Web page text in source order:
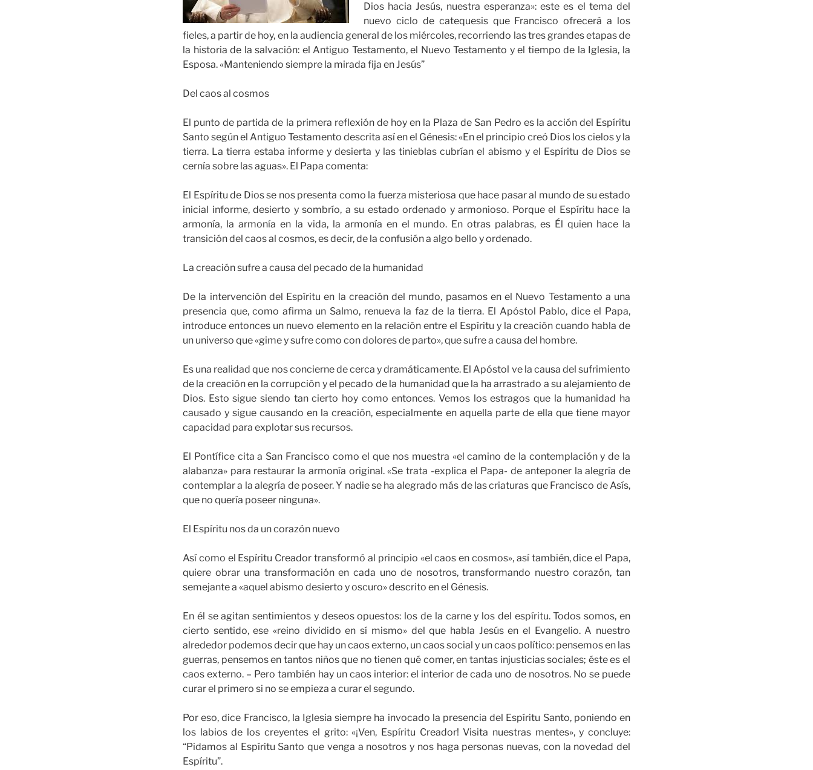
Dios hacia Jesús, nuestra esperanza»: este es el tema del
nuevo ciclo de catequesis que Francisco ofrecerá a los
fieles, a partir de hoy, en la audiencia general de los miércoles, recorriendo las tres grandes etapas de
la historia de la salvación: el Antiguo Testamento, el Nuevo Testamento y el tiempo de la Iglesia, la
Esposa. «Manteniendo siempre la mirada fija en Jesús”
Del caos al cosmos
El punto de partida de la primera reflexión de hoy en la Plaza de San Pedro es la acción del Espíritu
Santo según el Antiguo Testamento descrita así en el Génesis: «En el principio creó Dios los cielos y la
tierra. La tierra estaba informe y desierta y las tinieblas cubrían el abismo y el Espíritu de Dios se
cernía sobre las aguas». El Papa comenta:
El Espíritu de Dios se nos presenta como la fuerza misteriosa que hace pasar al mundo de su estado
inicial informe, desierto y sombrío, a su estado ordenado y armonioso. Porque el Espíritu hace la
armonía, la armonía en la vida, la armonía en el mundo. En otras palabras, es Él quien hace la
transición del caos al cosmos, es decir, de la confusión a algo bello y ordenado.
La creación sufre a causa del pecado de la humanidad
De la intervención del Espíritu en la creación del mundo, pasamos en el Nuevo Testamento a una
presencia que, como afirma un Salmo, renueva la faz de la tierra. El Apóstol Pablo, dice el Papa,
introduce entonces un nuevo elemento en la relación entre el Espíritu y la creación cuando habla de
un universo que «gime y sufre como con dolores de parto», que sufre a causa del hombre.
Es una realidad que nos concierne de cerca y dramáticamente. El Apóstol ve la causa del sufrimiento
de la creación en la corrupción y el pecado de la humanidad que la ha arrastrado a su alejamiento de
Dios. Esto sigue siendo tan cierto hoy como entonces. Vemos los estragos que la humanidad ha
causado y sigue causando en la creación, especialmente en aquella parte de ella que tiene mayor
capacidad para explotar sus recursos.
El Pontífice cita a San Francisco como el que nos muestra «el camino de la contemplación y de la
alabanza» para restaurar la armonía original. «Se trata -explica el Papa- de anteponer la alegría de
contemplar a la alegría de poseer. Y nadie se ha alegrado más de las criaturas que Francisco de Asís,
que no quería poseer ninguna».
El Espíritu nos da un corazón nuevo
Así como el Espíritu Creador transformó al principio «el caos en cosmos», así también, dice el Papa,
quiere obrar una transformación en cada uno de nosotros, transformando nuestro corazón, tan
semejante a «aquel abismo desierto y oscuro» descrito en el Génesis.
En él se agitan sentimientos y deseos opuestos: los de la carne y los del espíritu. Todos somos, en
cierto sentido, ese «reino dividido en sí mismo» del que habla Jesús en el Evangelio. A nuestro
alrededor podemos decir que hay un caos externo, un caos social y un caos político: pensemos en las
guerras, pensemos en tantos niños que no tienen qué comer, en tantas injusticias sociales; éste es el
caos externo. – Pero también hay un caos interior: el interior de cada uno de nosotros. No se puede
curar el primero si no se empieza a curar el segundo.
Por eso, dice Francisco, la Iglesia siempre ha invocado la presencia del Espíritu Santo, poniendo en
los labios de los creyentes el grito: «¡Ven, Espíritu Creador! Visita nuestras mentes», y concluye:
“Pidamos al Espíritu Santo que venga a nosotros y nos haga personas nuevas, con la novedad del
Espíritu”.